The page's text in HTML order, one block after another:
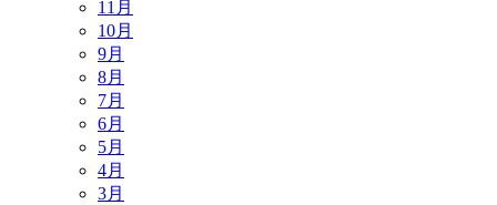
11月
10月
9月
8月
7月
6月
5月
4月
3月